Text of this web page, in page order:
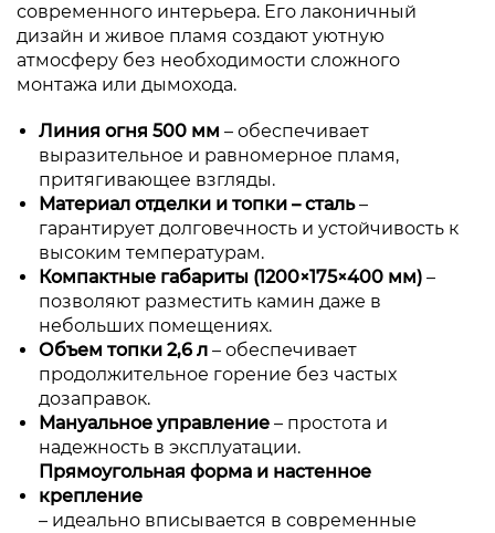
современного интерьера. Его лаконичный
дизайн и живое пламя создают уютную
атмосферу без необходимости сложного
монтажа или дымохода.
Линия огня 500 мм – обеспечивает
выразительное и равномерное пламя,
притягивающее взгляды.
Материал отделки и топки – сталь–
гарантирует долговечность и устойчивость к
высоким температурам.
Компактные габариты (1200×175×400 мм) –
позволяют разместить камин даже в
небольших помещениях.
Объем топки 2,6 л – обеспечивает
продолжительное горение без частых
дозаправок.
Мануальное управление – простота и
надежность в эксплуатации.
Прямоугольная форма и настенное
крепление
– идеально вписывается в современные